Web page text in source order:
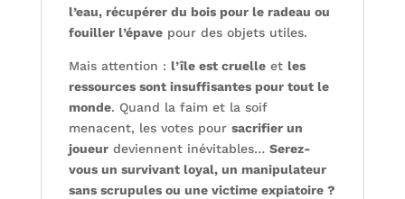
l’eau, récupérer du bois pour le radeau ou
fouiller l’épavepour des objets utiles.
Mais attention : l’île est cruelleet les
ressources sont insuffisantes pour tout le
monde. Quand la faim et la soif
menacent, les votes pour sacrifier un
joueurdeviennent inévitables… Serez-
vous un survivant loyal, un manipulateur
sans scrupules ou une victime expiatoire ?